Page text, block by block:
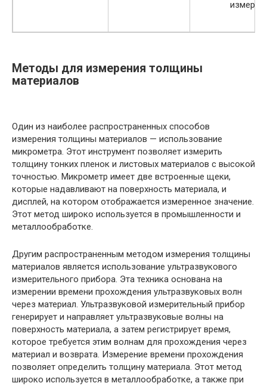
Методы для измерения толщины
материалов
Один из наиболее распространенных способов
измерения толщины материалов — использование
микрометра. Этот инструмент позволяет измерить
толщину тонких пленок и листовых материалов с высокой
точностью. Микрометр имеет две встроенные щеки,
которые надавливают на поверхность материала, и
дисплей, на котором отображается измеренное значение.
Этот метод широко используется в промышленности и
металлообработке.
Другим распространенным методом измерения толщины
материалов является использование ультразвукового
измерительного прибора. Эта техника основана на
измерении времени прохождения ультразвуковых волн
через материал. Ультразвуковой измерительный прибор
генерирует и направляет ультразвуковые волны на
поверхность материала, а затем регистрирует время,
которое требуется этим волнам для прохождения через
материал и возврата. Измерение времени прохождения
позволяет определить толщину материала. Этот метод
широко используется в металлообработке, а также при